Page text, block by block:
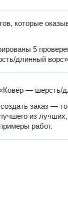
которые
5
длинный
— шерсть/
заказ —
из
работ.